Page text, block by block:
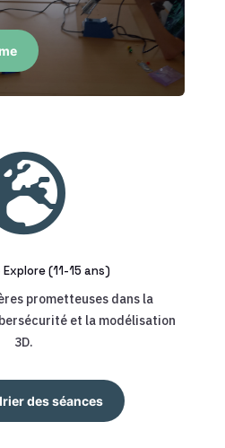
(11-15 ans)
prometteuses dans la
et la modélisation
3D.
des séances